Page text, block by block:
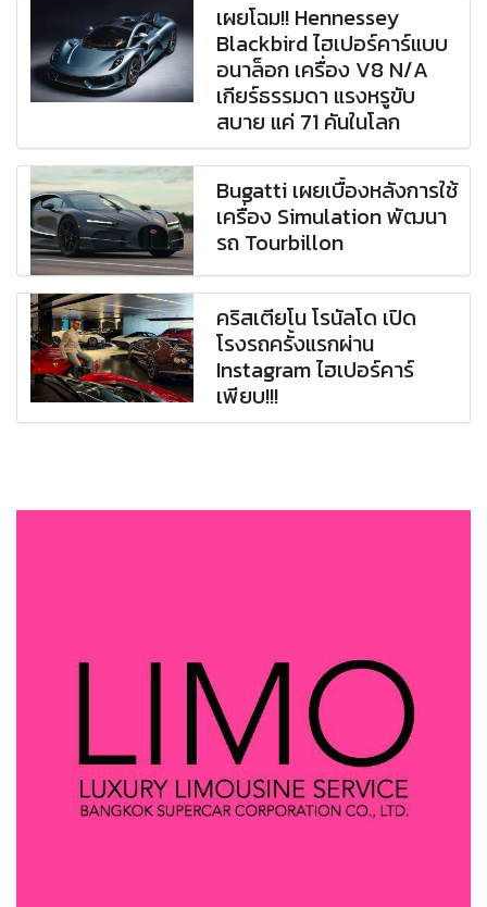
เผยโฉม!! Hennessey
Blackbird ไฮเปอร์คาร์แบบ
อนาล็อก เครื่อง V8 N/A
เกียร์ธรรมดา แรงหรูขับ
สบาย แค่ 71 คันในโลก
Bugatti เผยเบื้องหลังการใช้
เครื่อง Simulation พัฒนา
รถ Tourbillon
คริสเตียโน โรนัลโด เปิด
โรงรถครั้งแรกผ่าน
Instagram ไฮเปอร์คาร์
เพียบ!!!